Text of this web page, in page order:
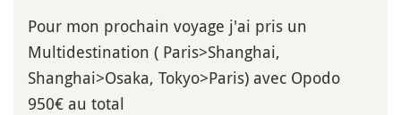
Pour mon prochain voyage j'ai pris un
Multidestination ( Paris>Shanghai,
Shanghai>Osaka, Tokyo>Paris) avec Opodo
950€ au total